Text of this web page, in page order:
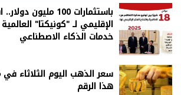
باستثمارات 100 مليون
الإقليمي لـ "كونيكتا"
خدمات الذكاء الاصطناعي
هذا الرقم